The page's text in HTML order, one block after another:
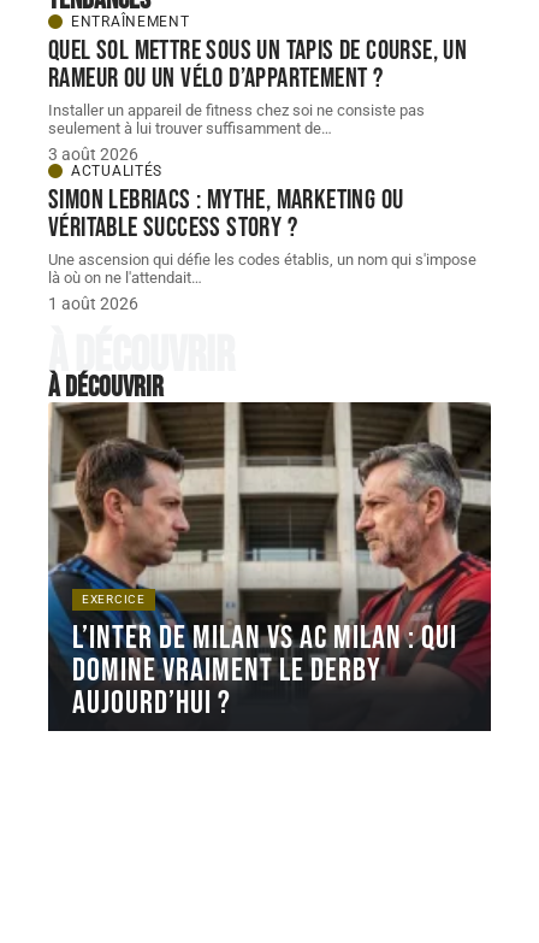
ENTRAÎNEMENT
Quel sol mettre sous un tapis de course, un
rameur ou un vélo d’appartement ?
Installer un appareil de fitness chez soi ne consiste pas
seulement à lui trouver suffisamment de…
3 août 2026
ACTUALITÉS
Simon Lebriacs : mythe, marketing ou
véritable success story ?
Une ascension qui défie les codes établis, un nom qui s'impose
là où on ne l'attendait…
1 août 2026
À découvrir
À découvrir
EXERCICE
L’inter de milan vs ac milan : qui
domine vraiment le derby
aujourd’hui ?